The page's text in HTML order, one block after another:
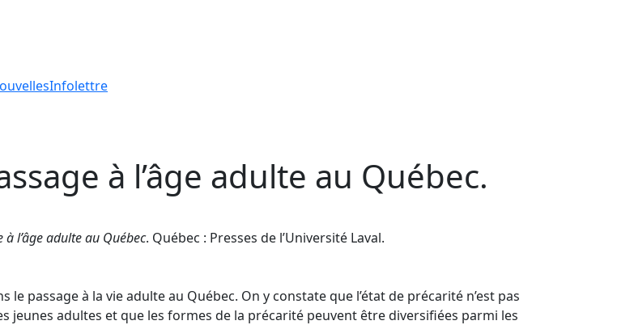
Infolettre
à l’âge adulte au Québec.
l’âge adulte au Québec. Québec : Presses de l’Université Laval.
passage à la vie adulte au Québec. On y constate que l’état de précarité n’est pas
jeunes adultes et que les formes de la précarité peuvent être diversifiées parmi les